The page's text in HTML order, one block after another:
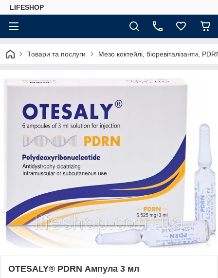
LIFESHOP
Товари та послуги Мезо коктейлі, біоревіталізанти,
OTESALY® PDRN Ампула 3 мл